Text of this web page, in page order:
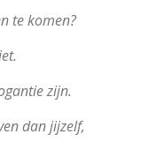
te komen?
zijn.
dan jijzelf,